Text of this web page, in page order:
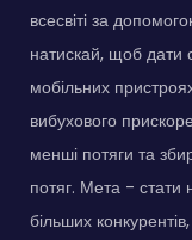
всесвіті за
натискай, щоб дати
мобільних
вибухового
менші потяги та
потяг. Мета - стати
більших